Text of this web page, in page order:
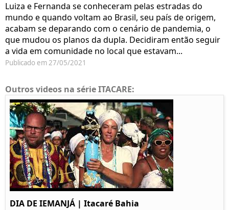
Luiza e Fernanda se conheceram pelas estradas do
mundo e quando voltam ao Brasil, seu país de origem,
acabam se deparando com o cenário de pandemia, o
que mudou os planos da dupla. Decidiram então seguir
a vida em comunidade no local que estavam...
Publicado em 27/05/2021
Outros videos na série ITACARE:
DIA DE IEMANJÁ | Itacaré Bahia